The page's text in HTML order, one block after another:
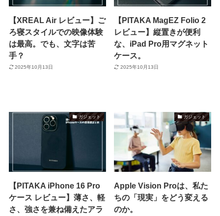
【XREAL Air レビュー】ご
ろ寝スタイルでの映像体験
は最高。でも、文字は苦
手？
2025年10月13日
【PITAKA MagEZ Folio 2
レビュー】縦置きが便利
な、iPad Pro用マグネット
ケース。
2025年10月13日
ガジェット
【PITAKA iPhone 16 Pro
ケース レビュー】薄さ、軽
さ、強さを兼ね備えたアラ
ガジェット
Apple Vision Proは、私た
ちの「現実」をどう変える
のか。